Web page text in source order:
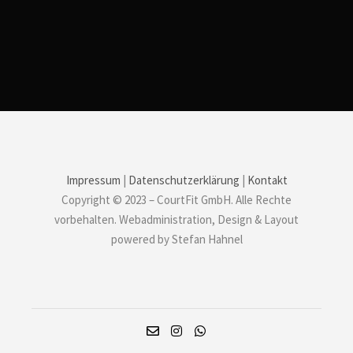
Impressum | Datenschutzerklärung | Kontakt
Copyright © 2023 – CourtFit GmbH. Alle Rechte
vorbehalten. Webadministration, Design & Layout
powered by Stefan Hahnel